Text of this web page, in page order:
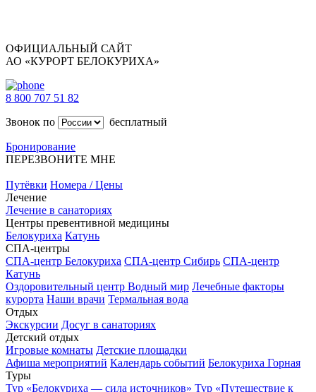
ОФИЦИАЛЬНЫЙ САЙТ
АО «КУРОРТ БЕЛОКУРИХА»
8 800 707 51 82
Звонок по
бесплатный
Бронирование
ПЕРЕЗВОНИТЕ МНЕ
Путёвки Номера / Цены
Лечение
Лечение в санаториях
Центры превентивной медицины
Белокуриха Катунь
СПА-центры
СПА-центр Белокуриха СПА-центр Сибирь СПА-центр
Катунь
Оздоровительный центр Водный мир Лечебные факторы
курорта Наши врачи Термальная вода
Отдых
Экскурсии Досуг в санаториях
Детский отдых
Игровые комнаты Детские площадки
Афиша мероприятий Календарь событий Белокуриха Горная
Туры
Тур «Белокуриха — сила источников» Тур «Путешествие к